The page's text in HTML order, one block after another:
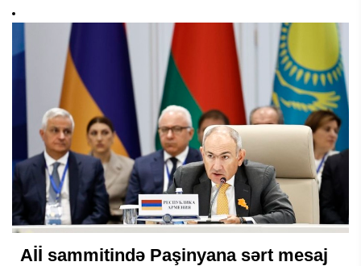
Aİİ sammitində Paşinyana sərt mesaj